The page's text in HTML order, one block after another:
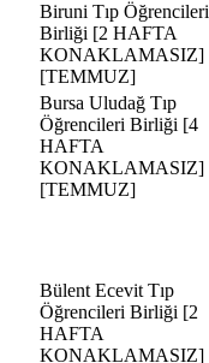
Biruni Tıp Öğrencileri
Birliği [2 HAFTA
KONAKLAMASIZ]
[TEMMUZ]
Bursa Uludağ Tıp
Öğrencileri Birliği [4
HAFTA
KONAKLAMASIZ]
[TEMMUZ]
Bülent Ecevit Tıp
Öğrencileri Birliği [2
HAFTA
KONAKLAMASIZ]